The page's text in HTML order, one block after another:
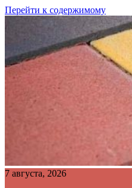
Перейти к содержимому
7 августа, 2026